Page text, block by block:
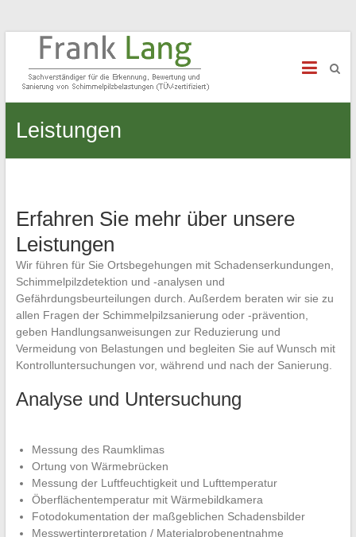
Schimmelexperte Frank Lang
Sachverständiger für Schimmelpilzbelastungen
Leistungen
Erfahren Sie mehr über unsere
Leistungen
Wir führen für Sie Ortsbegehungen mit Schadenserkundungen,
Schimmelpilzdetektion und -analysen und
Gefährdungsbeurteilungen durch. Außerdem beraten wir sie zu
allen Fragen der Schimmelpilzsanierung oder -prävention,
geben Handlungsanweisungen zur Reduzierung und
Vermeidung von Belastungen und begleiten Sie auf Wunsch mit
Kontrolluntersuchungen vor, während und nach der Sanierung.
Analyse und Untersuchung
Messung des Raumklimas
Ortung von Wärmebrücken
Messung der Luftfeuchtigkeit und Lufttemperatur
Öberflächentemperatur mit Wärmebildkamera
Fotodokumentation der maßgeblichen Schadensbilder
Messwertinterpretation / Materialprobenentnahme